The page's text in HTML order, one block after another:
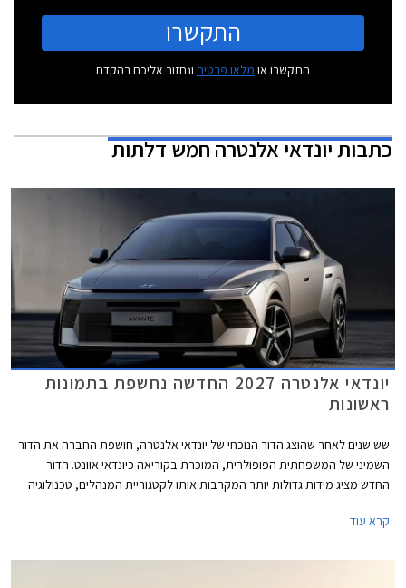
התקשרו
התקשרו או מלאו פרטים ונחזור אליכם בהקדם
כתבותיונדאי אלנטרה חמש דלתות
יונדאי אלנטרה 2027 החדשה נחשפת בתמונות
ראשונות
שש שנים לאחר שהוצג הדור הנוכחי של יונדאי אלנטרה, חושפת החברה את הדור
השמיני של המשפחתית הפופולרית, המוכרת בקוריאה כיונדאי אוונט. הדור
החדש מציג מידות גדולות יותר המקרבות אותו לקטגוריית המנהלים, טכנולוגיה
לקופה עם שלל אלמנטים בולטים.
קרא עוד